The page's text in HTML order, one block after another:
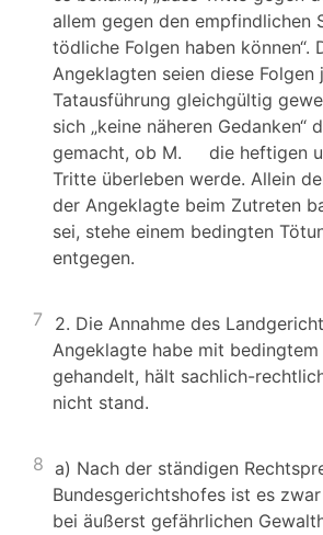
allem gegen den empfindlichen
tödliche Folgen haben können“.
Angeklagten seien diese
Tatausführung gleichgültig
sich „keine näheren Gedanken“
gemacht, ob M. die heftigen
Tritte überleben werde. Allein
der Angeklagte beim Zutreten
sei, stehe einem bedingten
entgegen.
7
2. Die Annahme des
Angeklagte habe mit
gehandelt, hält sachlich-
nicht stand.
8 a) Nach der ständigen
Bundesgerichtshofes ist es
bei äußerst gefährlichen